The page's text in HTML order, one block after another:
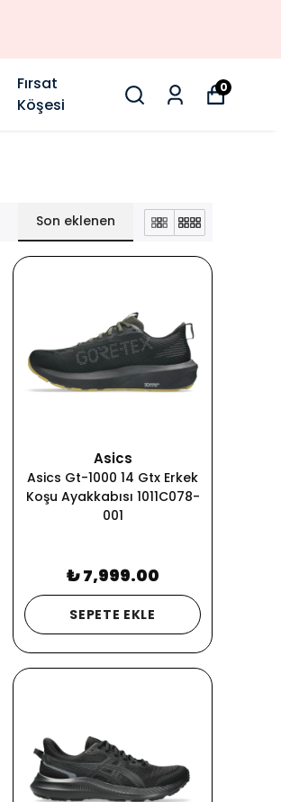
Fırsat
Köşesi
0
Son eklenen
Asics
Asics Gt-1000 14 Gtx Erkek
Koşu Ayakkabısı 1011C078-
001
₺ 7,999.00
SEPETE EKLE